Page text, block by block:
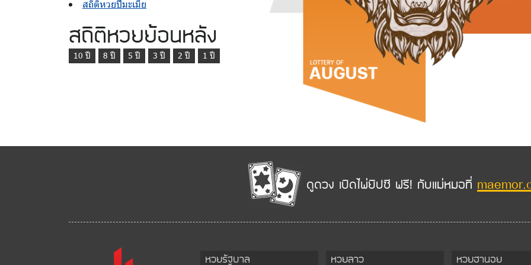
สถิติหวยปีมะเมีย
สถิติหวยย้อนหลัง
10 ปี 8 ปี 5 ปี 3 ปี 2 ปี 1 ปี
ดูดวง เปิดไพ่ยิปซี ฟรี! กับแม่หมอที่
หวยรัฐบาล หวยลาว หวยฮานอย